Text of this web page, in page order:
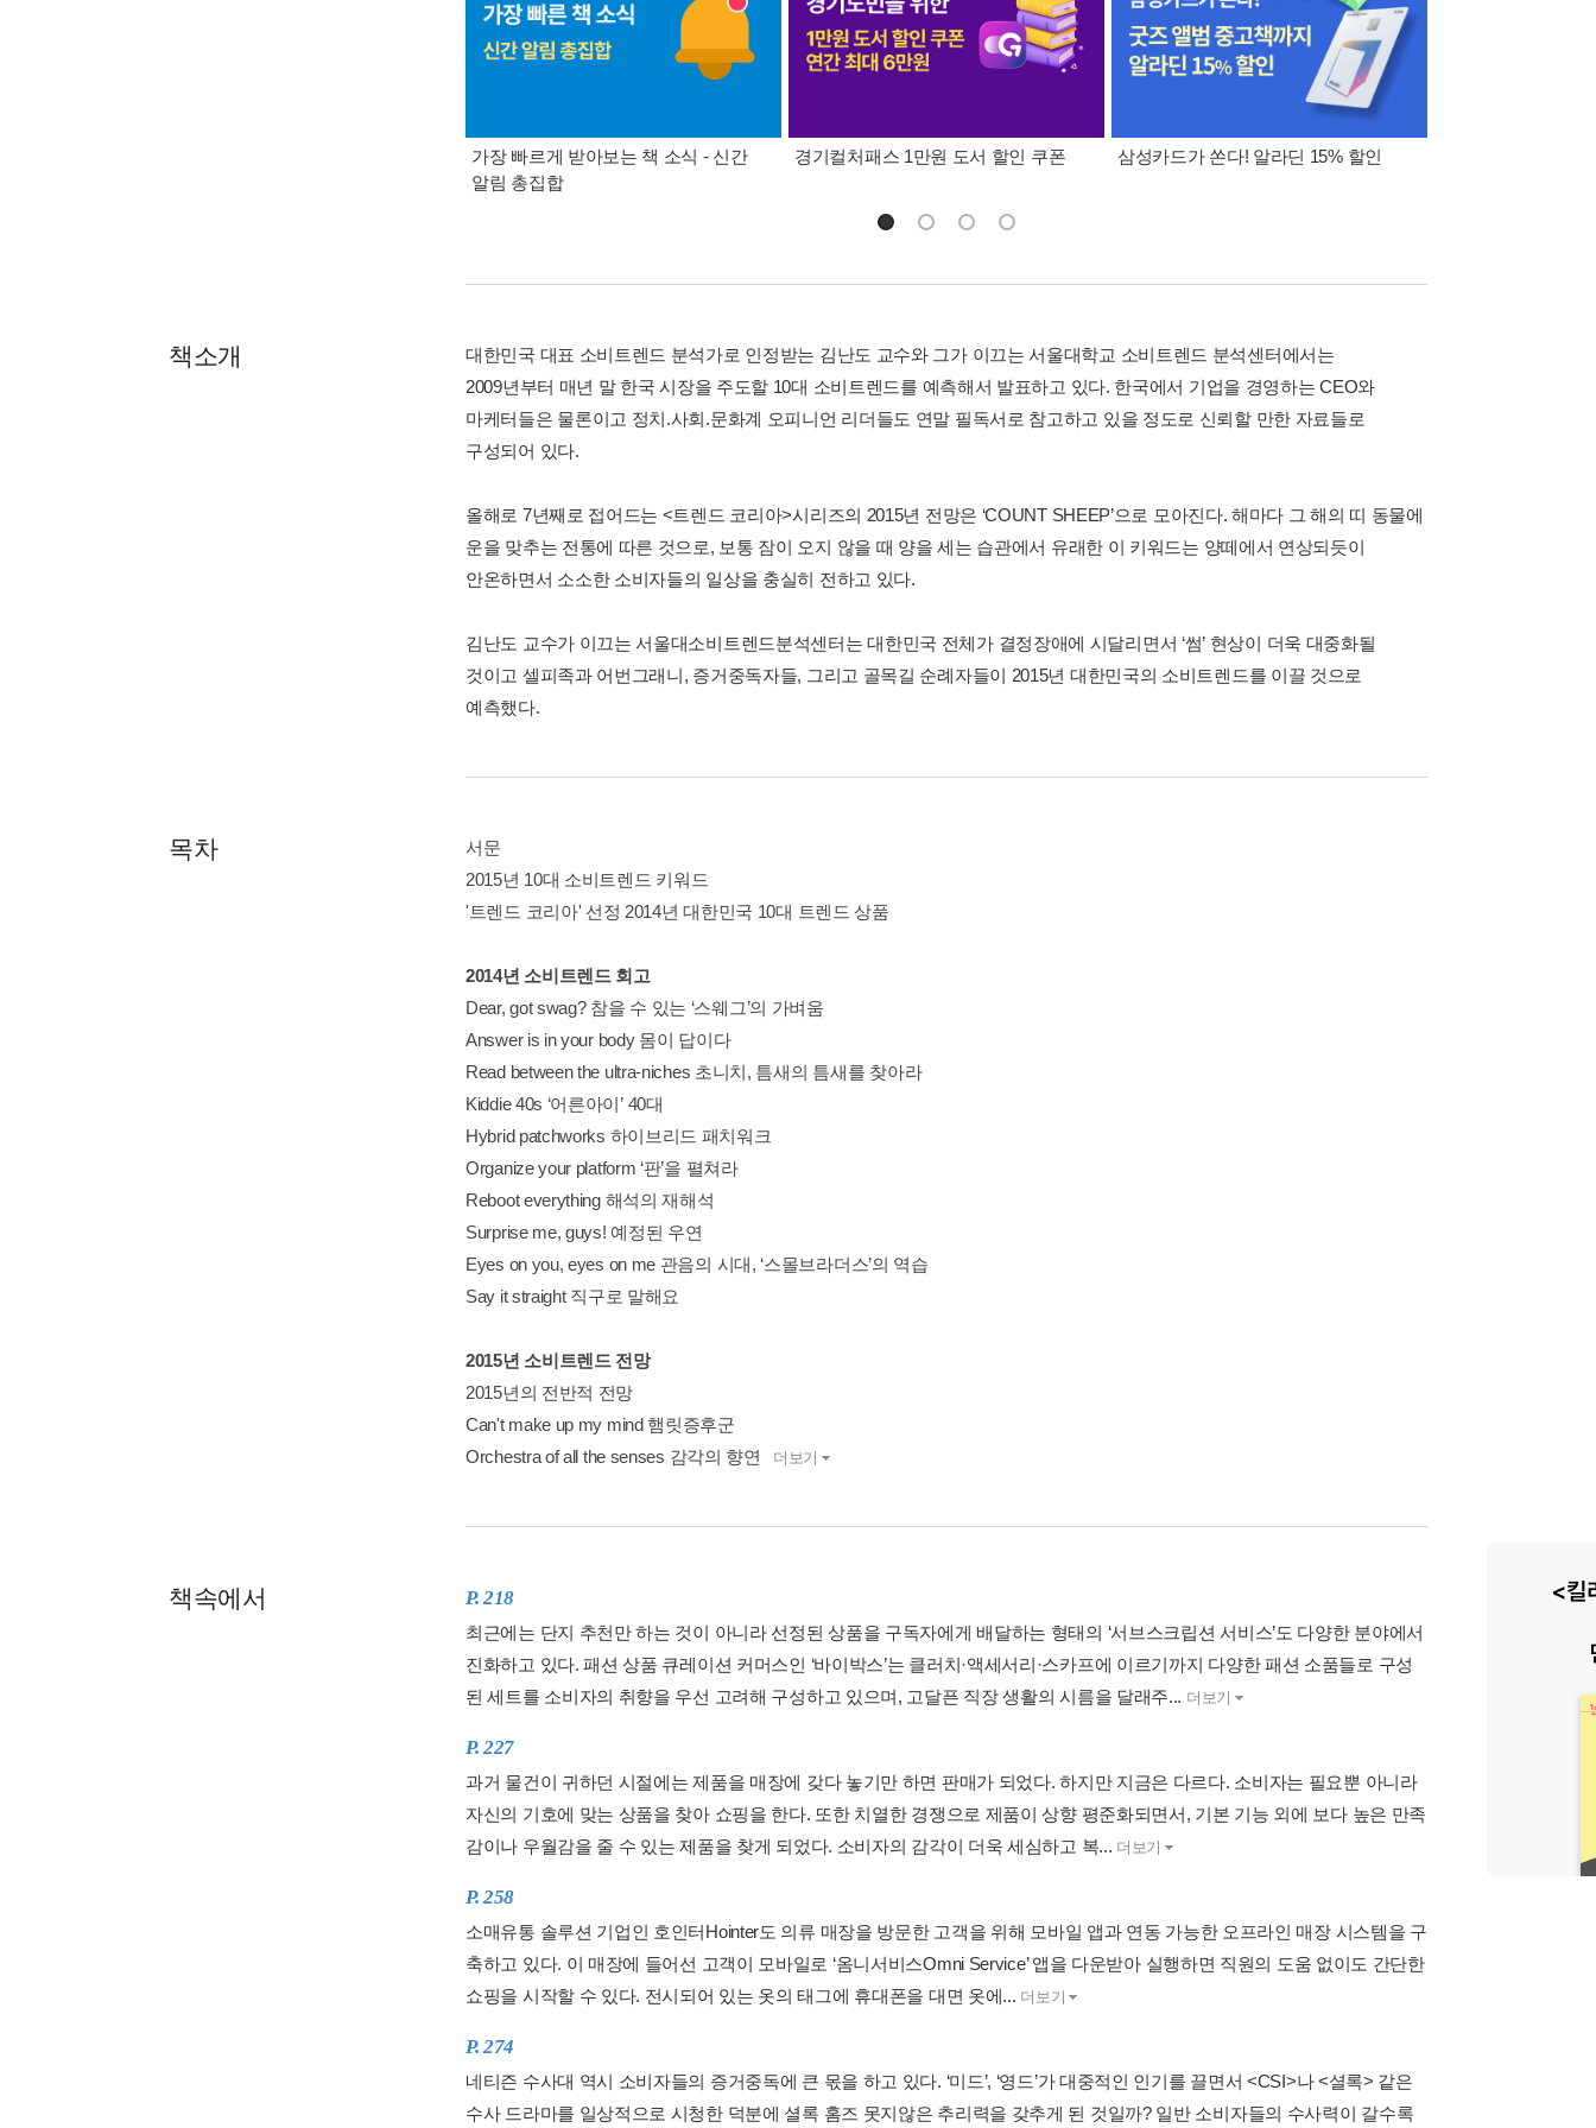
가장 빠르게 받아보는 책 소식 - 신간
알림 총집합
경기컬처패스 1만원 도서 할인 쿠폰 삼성카드가 쏜다! 알라딘 15% 할인
책소개
대한민국 대표 소비트렌드 분석가로 인정받는 김난도 교수와 그가 이끄는 서울대학교 소비트렌드 분석센터에서는
2009년부터 매년 말 한국 시장을 주도할 10대 소비트렌드를 예측해서 발표하고 있다. 한국에서 기업을 경영하는 CEO와
마케터들은 물론이고 정치.사회.문화계 오피니언 리더들도 연말 필독서로 참고하고 있을 정도로 신뢰할 만한 자료들로
구성되어 있다.
올해로 7년째로 접어드는 <트렌드 코리아>시리즈의 2015년 전망은 ‘COUNT SHEEP’으로 모아진다. 해마다 그 해의 띠 동물에
운을 맞추는 전통에 따른 것으로, 보통 잠이 오지 않을 때 양을 세는 습관에서 유래한 이 키워드는 양떼에서 연상되듯이
안온하면서 소소한 소비자들의 일상을 충실히 전하고 있다.
김난도 교수가 이끄는 서울대소비트렌드분석센터는 대한민국 전체가 결정장애에 시달리면서 ‘썸’ 현상이 더욱 대중화될
것이고 셀피족과 어번그래니, 증거중독자들, 그리고 골목길 순례자들이 2015년 대한민국의 소비트렌드를 이끌 것으로
예측했다.
목차
서문
2015년 10대 소비트렌드 키워드
'트렌드 코리아' 선정 2014년 대한민국 10대 트렌드 상품
2014년 소비트렌드 회고
Dear, got swag? 참을 수 있는 ‘스웨그’의 가벼움
Answer is in your body 몸이 답이다
Read between the ultra-niches 초니치, 틈새의 틈새를 찾아라
Kiddie 40s ‘어른아이’ 40대
Hybrid patchworks 하이브리드 패치워크
Organize your platform ‘판’을 펼쳐라
Reboot everything 해석의 재해석
Surprise me, guys! 예정된 우연
Eyes on you, eyes on me 관음의 시대, ‘스몰브라더스’의 역습
Say it straight 직구로 말해요
2015년 소비트렌드 전망
2015년의 전반적 전망
Can't make up my mind 햄릿증후군
Orchestra of all the senses 감각의 향연
더보기
책속에서 P. 218
최근에는 단지 추천만 하는 것이 아니라 선정된 상품을 구독자에게 배달하는 형태의 ‘서브스크립션 서비스’도 다양한 분야에서
진화하고 있다. 패션 상품 큐레이션 커머스인 ‘바이박스’는 클러치·액세서리·스카프에 이르기까지 다양한 패션 소품들로 구성
된 세트를 소비자의 취향을 우선 고려해 구성하고 있으며, 고달픈 직장 생활의 시름을 달래주... 더보기
P. 227
과거 물건이 귀하던 시절에는 제품을 매장에 갖다 놓기만 하면 판매가 되었다. 하지만 지금은 다르다. 소비자는 필요뿐 아니라
자신의 기호에 맞는 상품을 찾아 쇼핑을 한다. 또한 치열한 경쟁으로 제품이 상향 평준화되면서, 기본 기능 외에 보다 높은 만족
감이나 우월감을 줄 수 있는 제품을 찾게 되었다. 소비자의 감각이 더욱 세심하고 복... 더보기
P. 258
소매유통 솔루션 기업인 호인터Hointer도 의류 매장을 방문한 고객을 위해 모바일 앱과 연동 가능한 오프라인 매장 시스템을 구
축하고 있다. 이 매장에 들어선 고객이 모바일로 ‘옴니서비스Omni Service’ 앱을 다운받아 실행하면 직원의 도움 없이도 간단한
쇼핑을 시작할 수 있다. 전시되어 있는 옷의 태그에 휴대폰을 대면 옷에... 더보기
P. 274
네티즌 수사대 역시 소비자들의 증거중독에 큰 몫을 하고 있다. ‘미드’, ‘영드’가 대중적인 인기를 끌면서 <CSI>나 <셜록> 같은
수사 드라마를 일상적으로 시청한 덕분에 셜록 홈즈 못지않은 추리력을 갖추게 된 것일까? 일반 소비자들의 수사력이 갈수록